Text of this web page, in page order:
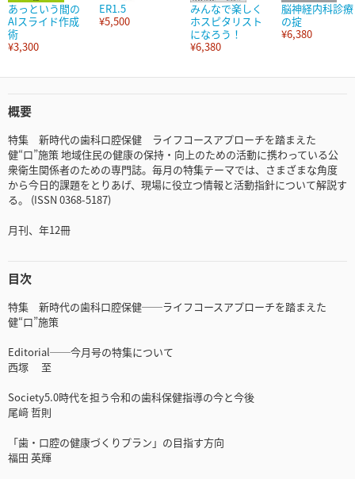
あっという間の
AIスライド作成
術
¥3,300
ER1.5
¥5,500
みんなで楽しく
ホスピタリスト
になろう！
¥6,380
脳神経内科診療
の掟
¥6,380
概要
特集 新時代の歯科口腔保健 ライフコースアプローチを踏まえた
健“口”施策 地域住民の健康の保持・向上のための活動に携わっている公
衆衛生関係者のための専門誌。毎月の特集テーマでは、さまざまな角度
から今日的課題をとりあげ、現場に役立つ情報と活動指針について解説す
る。 (ISSN 0368-5187)
月刊、年12冊
目次
特集 新時代の歯科口腔保健──ライフコースアプローチを踏まえた
健“口”施策
Editorial──今月号の特集について
西塚 至
Society5.0時代を担う令和の歯科保健指導の今と今後
尾﨑 哲則
「歯・口腔の健康づくりプラン」の目指す方向
福田 英輝